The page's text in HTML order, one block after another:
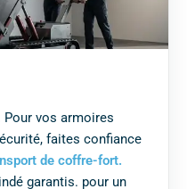
vos armoires
faites confiance
de coffre-fort.
garantis. pour un